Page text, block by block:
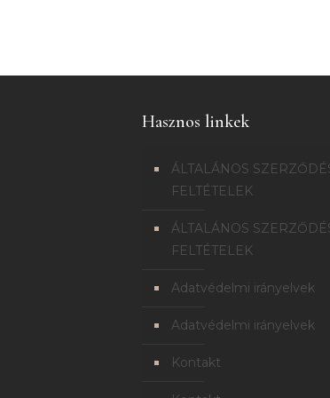
Hasznos linkek
ÁLTALÁNOS
FELTÉTELEK
ÁLTALÁNOS
FELTÉTELEK
Adatvédelmi irányelvek
Adatvédelmi irányelvek
Kontakt